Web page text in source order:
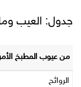
جدول: العيب وما
من عيوب المطبخ
الروائح